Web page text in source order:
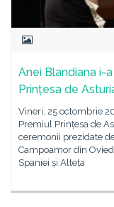
Anei Blandiana i-
Prințesa de
Vineri, 25 octombrie
Premiul Prințesa de
ceremonii prezidate
Campoamor din
Spaniei și Alteța